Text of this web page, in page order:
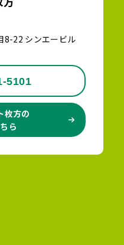
8-22 シンエービル
5101
枚方の
ら